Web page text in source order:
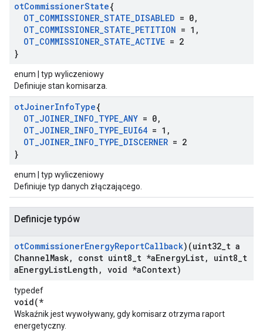
otCommissionerState{
OT_COMMISSIONER_STATE_DISABLED = 0,
OT_COMMISSIONER_STATE_PETITION = 1 ,
OT_COMMISSIONER_STATE_ACTIVE = 2
}
enum | typ wyliczeniowy
Definiuje stan komisarza.
otJoinerInfoType{
OT_JOINER_INFO_TYPE_ANY = 0,
OT_JOINER_INFO_TYPE_EUI64 = 1 ,
OT_JOINER_INFO_TYPE_DISCERNER = 2
}
enum | typ wyliczeniowy
Definiuje typ danych złączającego.
Definicje typów
otCommissionerEnergyReportCallback)(uint32 t a
ChannelMask, const uint8 t *aEnergyList, uint8 t
aEnergyListLength , void *aContext)
typedef
void(*
Wskaźnik jest wywoływany, gdy komisarz otrzyma raport
energetyczny.